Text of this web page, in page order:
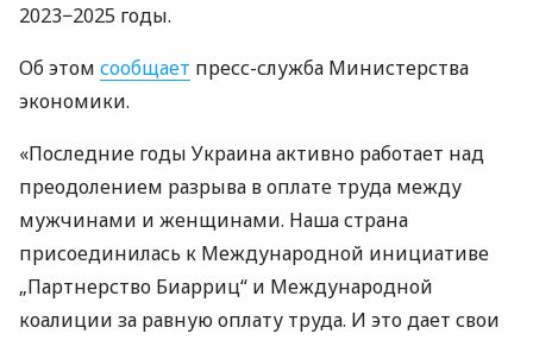
2023−2025 годы.
Об этом сообщает пресс-служба Министерства
экономики.
«Последние годы Украина активно работает над
преодолением разрыва в оплате труда между
мужчинами и женщинами. Наша страна
присоединилась к Международной инициативе
„Партнерство Биарриц“ и Международной
коалиции за равную оплату труда. И это дает свои